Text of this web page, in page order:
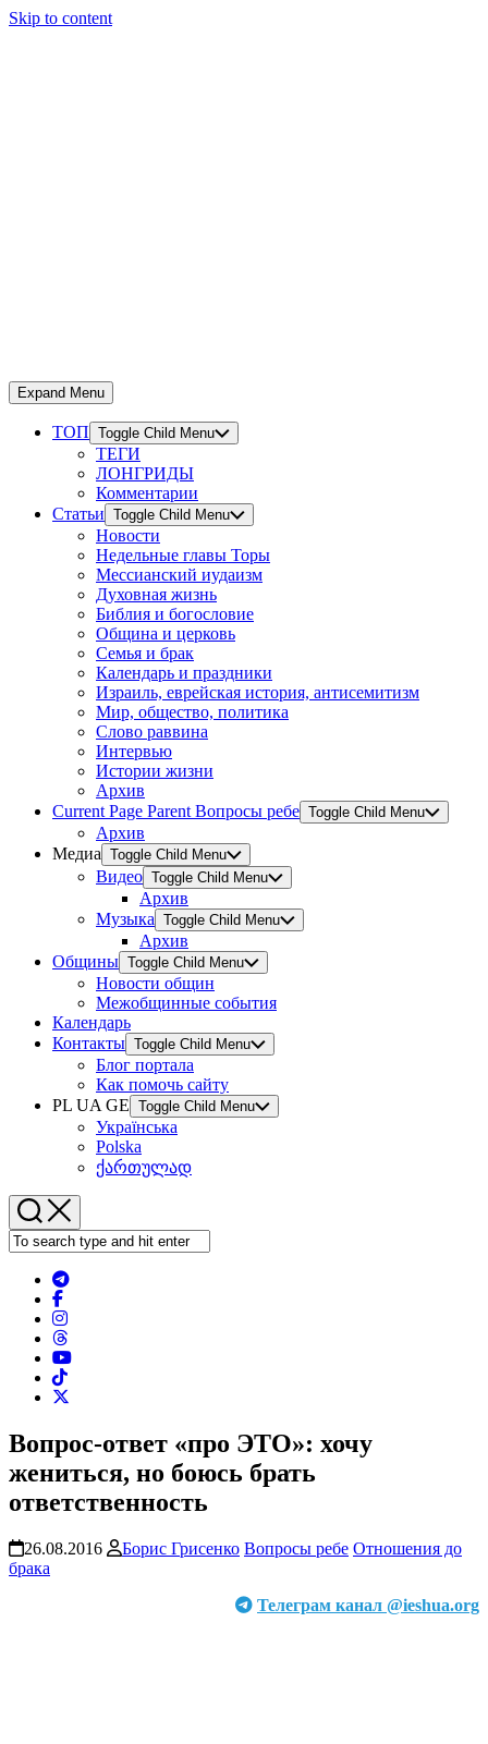
Skip to content
Expand Menu
ТОП Toggle Child Menu
ТЕГИ
ЛОНГРИДЫ
Комментарии
Статьи Toggle Child Menu
Новости
Недельные главы Торы
Мессианский иудаизм
Духовная жизнь
Библия и богословие
Община и церковь
Семья и брак
Календарь и праздники
Израиль, еврейская история, антисемитизм
Мир, общество, политика
Слово раввина
Интервью
Истории жизни
Архив
Current Page Parent Вопросы ребе Toggle Child Menu
Архив
Медиа Toggle Child Menu
Видео Toggle Child Menu
Архив
Музыка Toggle Child Menu
Архив
Общины Toggle Child Menu
Новости общин
Межобщинные события
Календарь
Контакты Toggle Child Menu
Блог портала
Как помочь сайту
PL UA GE Toggle Child Menu
Українська
Polska
ქართულად
Вопрос-ответ «про ЭТО»: хочу
жениться, но боюсь брать
ответственность
26.08.2016 Борис Грисенко Вопросы ребе Отношения до
брака
Телеграм канал @ieshua.org